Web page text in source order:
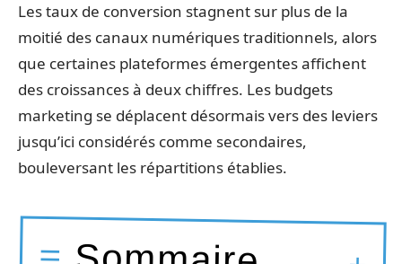
Les taux de conversion stagnent sur plus de la
moitié des canaux numériques traditionnels, alors
que certaines plateformes émergentes affichent
des croissances à deux chiffres. Les budgets
marketing se déplacent désormais vers des leviers
jusqu’ici considérés comme secondaires,
bouleversant les répartitions établies.